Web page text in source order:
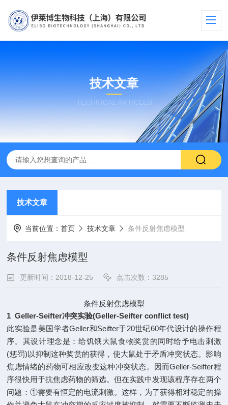
技术文章
TECHNICAL ARTICLES
技术文章
当前位置：首页 技术文章 条件反射焦虑模型
条件反射焦虑模型
更新时间：2018-12-25 点击次数：3285
条件反射焦虑模型
1 Geller-Seifter冲突实验(Geller-Seifter conflict test)
此实验是美国学者Geller和Seifter于20世纪60年代设计的操作程
序。其设计理念是：给饥饿大鼠食物奖赏的同时给予电击刺激
(惩罚)以抑制这种奖赏的获得，使大鼠处于矛盾冲突状态。影响
焦虑情绪的药物可相应改变这种冲突状态。因而Geller-Seifter程
序很快用于抗焦虑药物的筛选。但在实践中发现该程序存在两个
问题：①需要有恒定的电流刺激。这样，为了获得相对稳定的操